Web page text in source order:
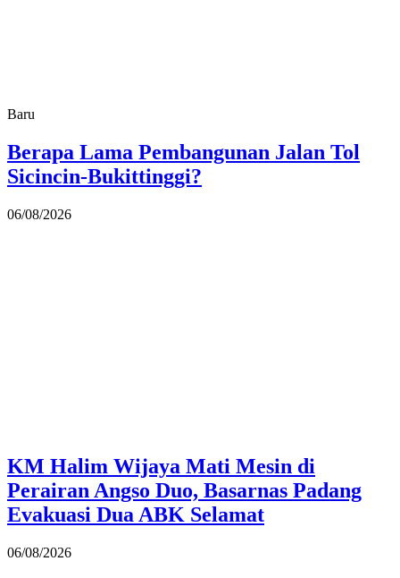
Baru
Berapa Lama Pembangunan Jalan Tol
Sicincin-Bukittinggi?
06/08/2026
KM Halim Wijaya Mati Mesin di
Perairan Angso Duo, Basarnas Padang
Evakuasi Dua ABK Selamat
06/08/2026